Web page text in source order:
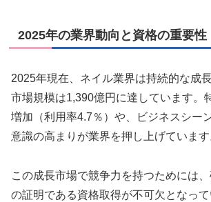
2025年の業界動向と資格の重要性
2025年現在、ネイル業界は持続的な成
市場規模は1,390億円に達しています。
増加（利用率4.7％）や、ビジネスシー
意識の高まりが業界を押し上げています
この成長市場で競争力を持つためには
の証明である資格取得が不可欠となって